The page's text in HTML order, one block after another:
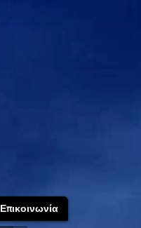
Επικοινωνία